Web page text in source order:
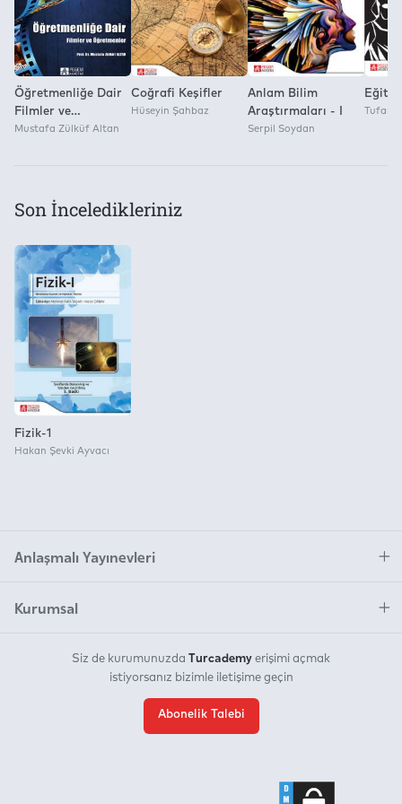
Öğretmenliğe Dair
Filmler ve
Öğretmenler
Mustafa Zülküf Altan
Coğrafi Keşifler
Hüseyin Şahbaz
Anlam Bilim
Araştırmaları - I
Serpil Soydan
Tufan
Son İnceledikleriniz
Fizik-1
Hakan Şevki Ayvacı
Anlaşmalı Yayınevleri
Kurumsal
Siz de kurumunuzda Turcademy erişimi açmak
istiyorsanız bizimle iletişime geçin
Abonelik Talebi